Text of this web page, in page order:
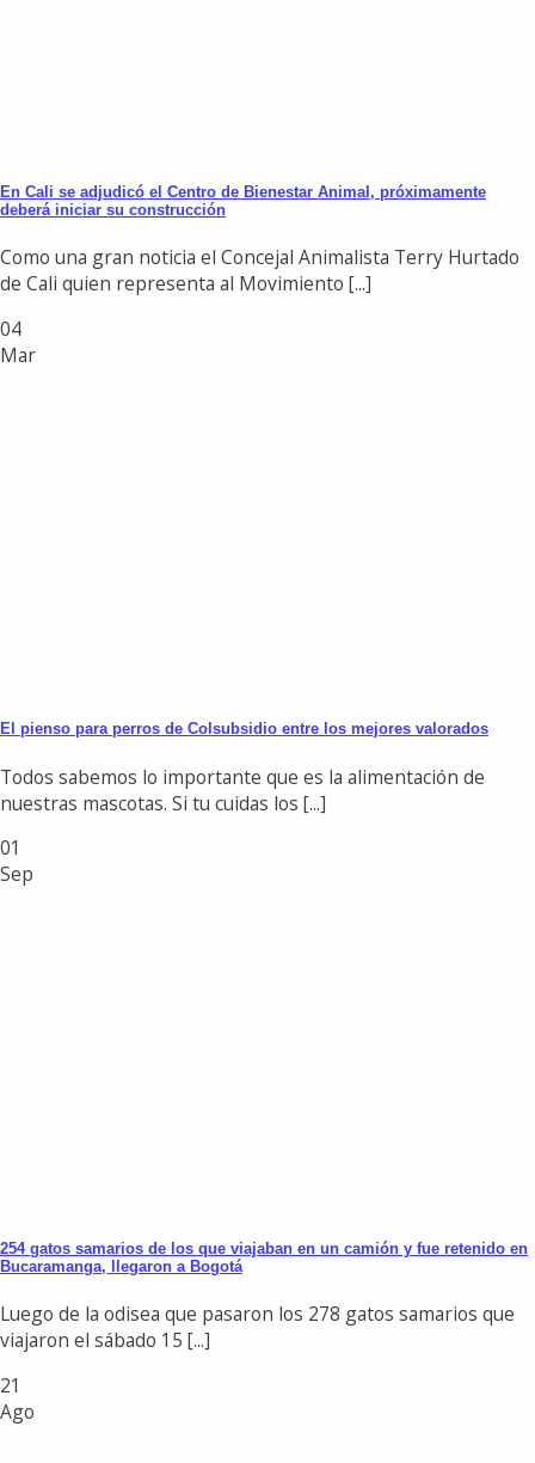
En Cali se adjudicó el Centro de Bienestar Animal, próximamente
deberá iniciar su construcción
Como una gran noticia el Concejal Animalista Terry Hurtado
de Cali quien representa al Movimiento [...]
04
Mar
El pienso para perros de Colsubsidio entre los mejores valorados
Todos sabemos lo importante que es la alimentación de
nuestras mascotas. Si tu cuidas los [...]
01
Sep
254 gatos samarios de los que viajaban en un camión y fue retenido en
Bucaramanga, llegaron a Bogotá
Luego de la odisea que pasaron los 278 gatos samarios que
viajaron el sábado 15 [...]
21
Ago